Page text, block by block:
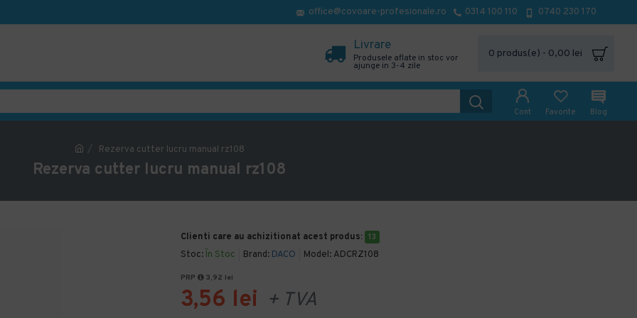
office@covoare-profesionale.ro 0314 100 110 0740 230 170
Livrare
Produsele aflate in stoc vor
ajunge in 3-4 zile
0 produs(e) - 0,00 lei
Cont Favorite Blog
Rezerva cutter lucru manual rz108
Rezerva cutter lucru manual rz108
Clienti care au achizitionat acest produs: 13
Stoc: În Stoc Brand: DACO Model: ADCRZ108
PRP 3,92 lei
3,56 lei + TVA